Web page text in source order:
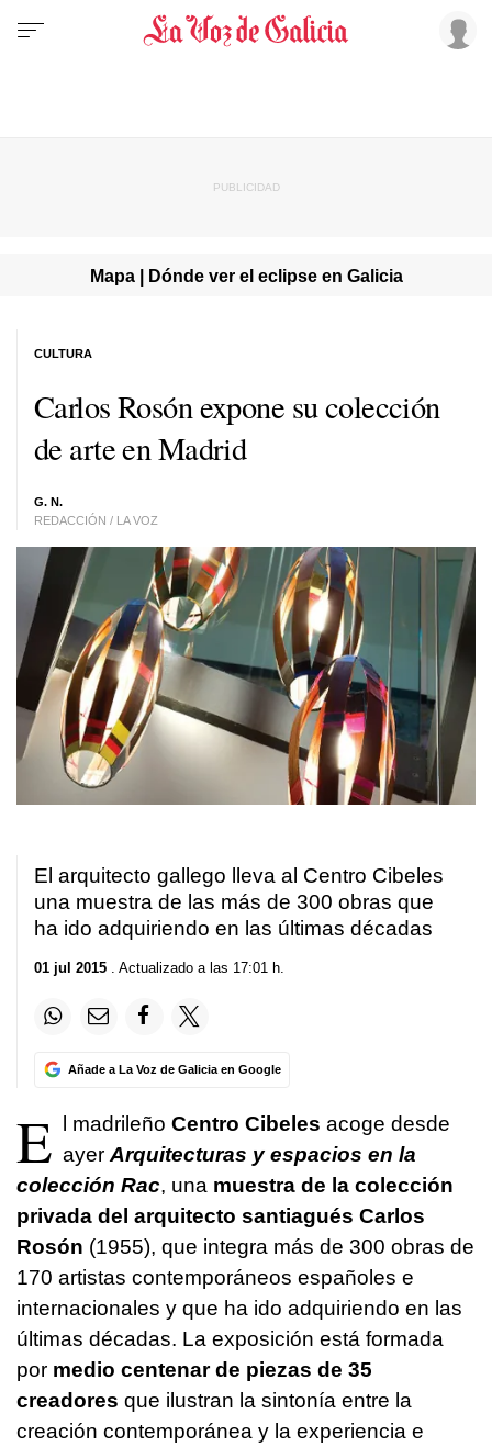
Mapa | Dónde ver el eclipse en Galicia
Carlos Rosón expone su colección
de arte en Madrid
G. N.
REDACCIÓN / LA VOZ
CULTURA
El arquitecto gallego lleva al Centro Cibeles
una muestra de las más de 300 obras que
ha ido adquiriendo en las últimas décadas
01 jul 2015 . Actualizado a las 17:01 h.
Añade a La Voz de Galicia en Google
E l madrileño Centro Cibeles acoge desde
ayer Arquitecturas y espacios en la
colección Rac, una muestra de la colección
privada del arquitecto santiagués Carlos
Rosón (1955), que integra más de 300 obras de
170 artistas contemporáneos españoles e
internacionales y que ha ido adquiriendo en las
últimas décadas. La exposición está formada
por medio centenar de piezas de 35
creadores que ilustran la sintonía entre la
creación contemporánea y la experiencia e